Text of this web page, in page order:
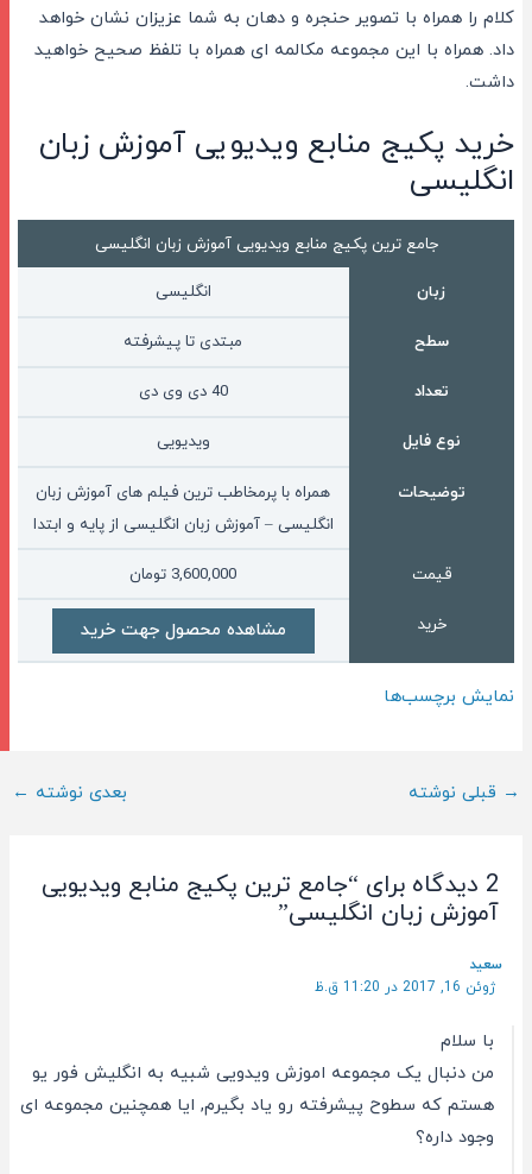
کلام را همراه با تصویر حنجره و دهان به شما عزیزان نشان خواهد
داد. همراه با این مجموعه مکالمه ای همراه با تلفظ صحیح خواهید
داشت.
خرید پکیج منابع ویدیویی آموزش زبان
انگلیسی
جامع ترین پکیج منابع ویدیویی آموزش زبان انگلیسی
زبان انگلیسی
سطح مبتدی تا پیشرفته
تعداد 40 دی وی دی
نوع فایل ویدیویی
توضیحات
همراه با پرمخاطب ترین فیلم های آموزش زبان
انگلیسی – آموزش زبان انگلیسی از پایه و ابتدا
قیمت 3,600,000 تومان
خرید مشاهده محصول جهت خرید
نمایش برچسب‌ها
ناوبری
→قبلی نوشته بعدی نوشته ←
2 دیدگاه برای “جامع ترین پکیج منابع ویدیویی
آموزش زبان انگلیسی”
سعید
ژوئن 16, 2017 در 11:20 ق.ظ
با سلام
من دنبال یک مجموعه اموزش ویدویی شبیه به انگلیش فور یو
هستم که سطوح پیشرفته رو یاد بگیرم, ایا همچنین مجموعه ای
وجود داره؟